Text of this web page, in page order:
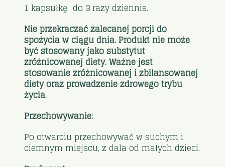
1 kapsułkę do 3 razy dziennie.
Nie przekraczać zalecanej porcji do
spożycia w ciągu dnia. Produkt nie może
być stosowany jako substytut
zróżnicowanej diety. Ważne jest
stosowanie zróżnicowanej i zbilansowanej
diety oraz prowadzenie zdrowego trybu
życia.
Przechowywanie:
Po otwarciu przechowywać w suchym i
ciemnym miejscu, z dala od małych dzieci.